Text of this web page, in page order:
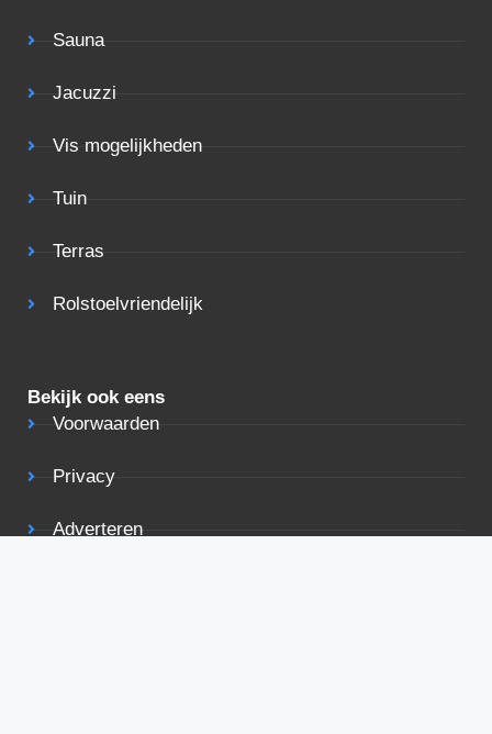
Sauna
Jacuzzi
Vis mogelijkheden
Tuin
Terras
Rolstoelvriendelijk
Bekijk ook eens
Voorwaarden
Privacy
Adverteren